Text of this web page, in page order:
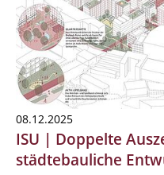
08.12.2025
ISU | Doppelte
städtebauliche